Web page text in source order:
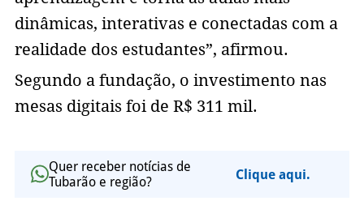
dinâmicas, interativas e conectadas com a
realidade dos estudantes”, afirmou.
Segundo a fundação, o investimento nas
mesas digitais foi de R$ 311 mil.
Quer receber notícias de
Tubarão e região?
Clique aqui.